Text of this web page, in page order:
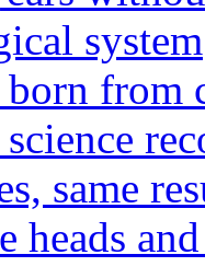
system
born from
same
heads